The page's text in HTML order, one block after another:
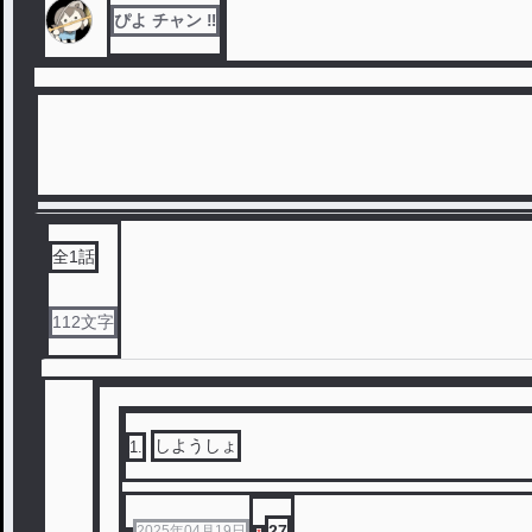
ぴよ チャン ‼️
全1話
112文字
1 しようしょ